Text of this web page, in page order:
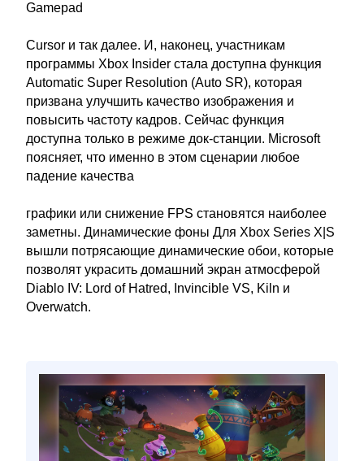
Gamepad
Cursor и так далее. И, наконец, участникам
программы Xbox Insider стала доступна функция
Automatic Super Resolution (Auto SR), которая
призвана улучшить качество изображения и
повысить частоту кадров. Сейчас функция
доступна только в режиме док-станции. Microsoft
поясняет, что именно в этом сценарии любое
падение качества
графики или снижение FPS становятся наиболее
заметны. Динамические фоны Для Xbox Series X|S
вышли потрясающие динамические обои, которые
позволят украсить домашний экран атмосферой
Diablo IV: Lord of Hatred, Invincible VS, Kiln и
Overwatch.